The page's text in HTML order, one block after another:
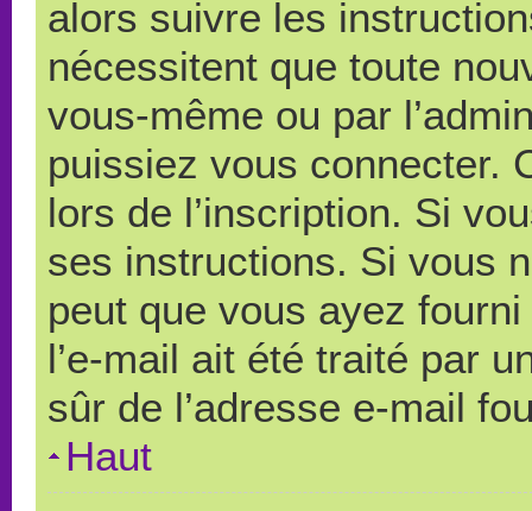
alors suivre les
nécessitent que toute
vous-même ou par
puissiez vous connecter.
lors de l’inscription. Si
ses instructions. Si vous
peut que vous ayez
l’e-mail ait été traité par
sûr de l’adresse e-mail
Haut